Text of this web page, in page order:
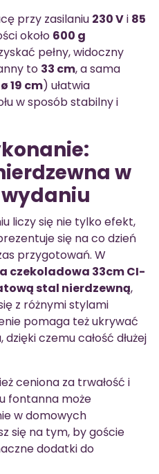
przy zasilaniu 230 Vi 85
około 600 g
pełny, widoczny
to 33 cm, a sama
ø 19 cm) ułatwia
w sposób stabilny i
w
liczy się nie tylko efekt,
się na co dzień
przygotowań. W
czekoladowa 33cm CI-
stal nierdzewną,
z różnymi stylami
pomaga też ukrywać
czemu całość dłużej
ceniona za trwałość i
fontanna może
w domowych
się na tym, by goście
dodatki do